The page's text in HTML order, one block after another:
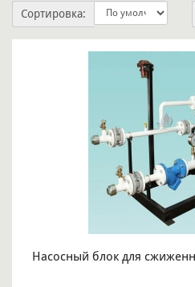
Сортировка:
Насосный блок для